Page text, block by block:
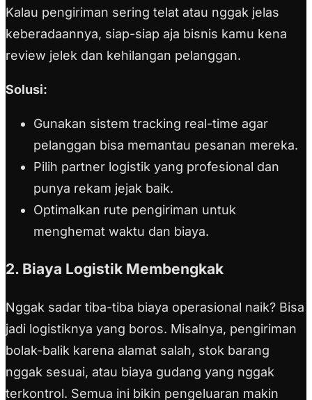
Kalau pengiriman sering telat atau nggak jelas
keberadaannya, siap-siap aja bisnis kamu kena
review jelek dan kehilangan pelanggan.
Solusi:
Gunakan sistem tracking real-time agar
pelanggan bisa memantau pesanan mereka.
Pilih partner logistik yang profesional dan
punya rekam jejak baik.
Optimalkan rute pengiriman untuk
menghemat waktu dan biaya.
2. Biaya Logistik Membengkak
Nggak sadar tiba-tiba biaya operasional naik? Bisa
jadi logistiknya yang boros. Misalnya, pengiriman
bolak-balik karena alamat salah, stok barang
nggak sesuai, atau biaya gudang yang nggak
terkontrol. Semua ini bikin pengeluaran makin